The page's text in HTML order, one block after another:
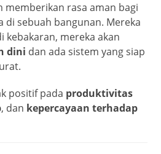
memberikan rasa aman bagi
di sebuah bangunan. Mereka
kebakaran, mereka akan
dini dan ada sistem yang siap
positif pada produktivitas
, dan kepercayaan terhadap